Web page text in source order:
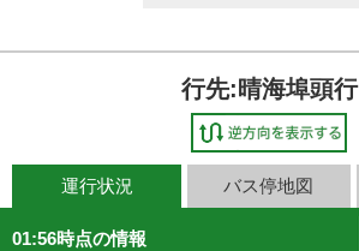
行先:晴海埠頭行
運行状況 バス停地図
01:56時点の情報